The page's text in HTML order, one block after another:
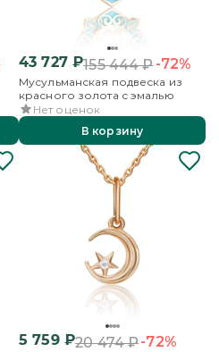
43 727₽155 444₽-72%
Мусульманская подвеска из
красного золота с эмалью
Нет оценок
В корзину
5 759₽20 474₽-72%